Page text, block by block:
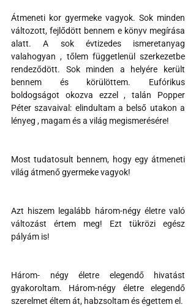
Átmeneti kor gyermeke vagyok. Sok minden
változott, fejlődött bennem e könyv megírása
alatt. A sok évtizedes ismeretanyag
valahogyan , tőlem függetlenül szerkezetbe
rendeződött. Sok minden a helyére került
bennem és körülöttem. Eufórikus
boldogságot okozva ezzel , talán Popper
Péter szavaival: elindultam a belső utakon a
lényeg , magam és a világ megismerésére!
Most tudatosult bennem, hogy egy átmeneti
világ átmenő gyermeke vagyok!
Azt hiszem legalább három-négy életre való
változást értem meg! Ezt tükrözi egész
pályám is!
Három- négy életre elegendő hivatást
gyakoroltam. Három-négy életre elegendő
szerelmet éltem át, habzsoltam és égettem el.